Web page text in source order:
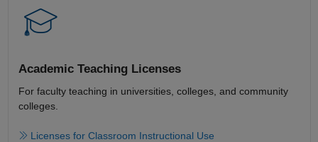
Academic Teaching License​s
For faculty teaching in universities, colleges, and community
colleges​.​
Licenses for Classroom Instructional Use